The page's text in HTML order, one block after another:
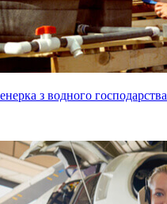
з водного господарства